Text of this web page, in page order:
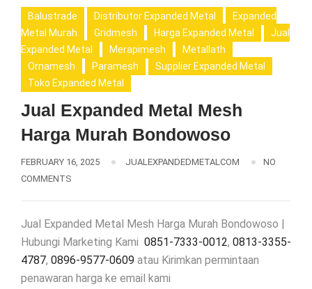
Balustrade Distributor Expanded Metal
Expanded
Metal Murah
Gridmesh Harga Expanded Metal
Jual
Expanded Metal
Merapimesh
Metallath
Ornamesh
Paramesh
Supplier Expanded Metal
Toko Expanded Metal
Jual Expanded Metal Mesh
Harga Murah Bondowoso
FEBRUARY 16, 2025 JUALEXPANDEDMETALCOM
NO
COMMENTS
Jual Expanded Metal Mesh Harga Murah Bondowoso |
Hubungi Marketing Kami 0851-7333-0012, 0813-3355-
4787, 0896-9577-0609 atau Kirimkan permintaan
penawaran harga ke email kami